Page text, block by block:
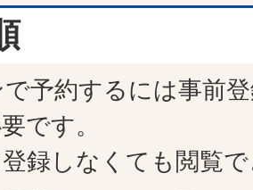
予約するには事前
です。
録しなくても閲覧